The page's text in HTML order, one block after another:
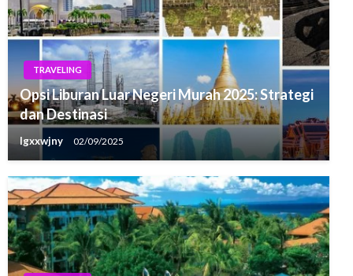
TRAVELING
Opsi Liburan Luar Negeri Murah 2025: Strategi
dan Destinasi
lgxxwjny 02/09/2025